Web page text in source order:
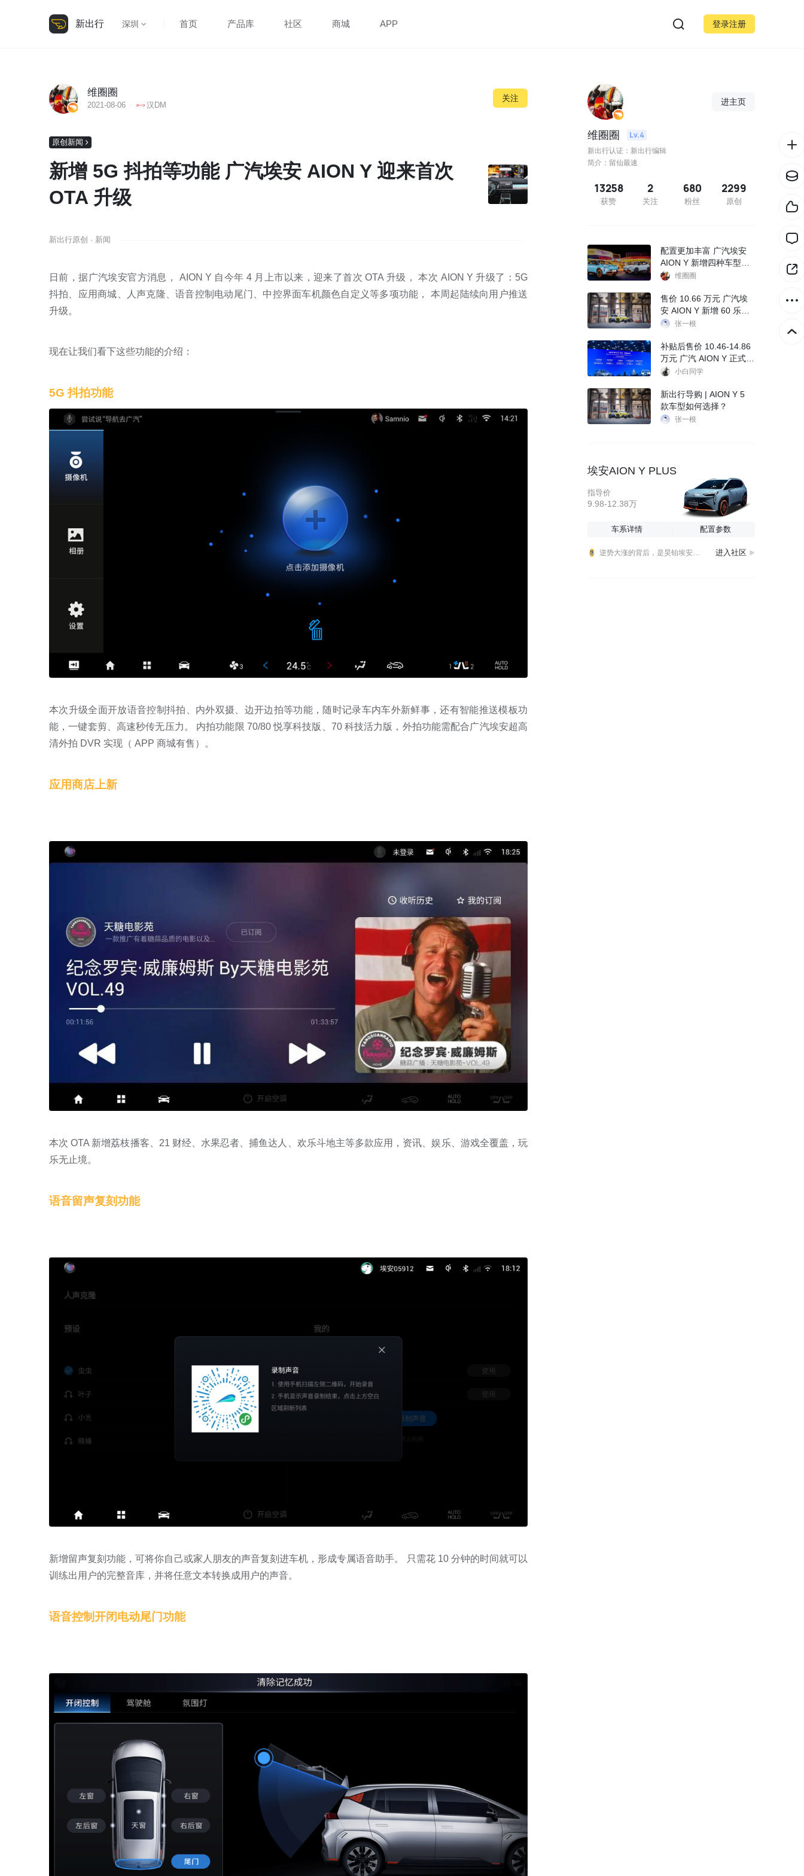
新出行 深圳 首页 产品库 社区 商城 APP 登录注册
维圈圈
2021-08-06 汉DM
关注
原创新闻
新增 5G 抖拍等功能 广汽埃安 AION Y 迎来首次
OTA 升级
新出行原创 · 新闻
日前，据广汽埃安官方消息， AION Y 自今年 4 月上市以来，迎来了首次 OTA 升级， 本次 AION Y 升级了：5G
抖拍、应用商城、人声克隆、语音控制电动尾门、中控界面车机颜色自定义等多项功能， 本周起陆续向用户推送
升级。
现在让我们看下这些功能的介绍：
5G 抖拍功能
本次升级全面开放语音控制抖拍、内外双摄、边开边拍等功能，随时记录车内车外新鲜事，还有智能推送模板功
能，一键套剪、高速秒传无压力。 内拍功能限 70/80 悦享科技版、70 科技活力版，外拍功能需配合广汽埃安超高
清外拍 DVR 实现（ APP 商城有售）。
应用商店上新
本次 OTA 新增荔枝播客、21 财经、水果忍者、捕鱼达人、欢乐斗地主等多款应用，资讯、娱乐、游戏全覆盖，玩
乐无止境。
语音留声复刻功能
新增留声复刻功能，可将你自己或家人朋友的声音复刻进车机，形成专属语音助手。 只需花 10 分钟的时间就可以
训练出用户的完整音库，并将任意文本转换成用户的声音。
语音控制开闭电动尾门功能
进主页
维圈圈 Lv.4
新出行认证：新出行编辑
简介：留仙最速
13258
获赞
2
关注
680
粉丝
2299
原创
配置更加丰富 广汽埃安
AION Y 新增四种车型配
置
维圈圈
售价 10.66 万元 广汽埃
安 AION Y 新增 60 乐享
版车型张一根
补贴后售价 10.46-14.86
万元 广汽 AION Y 正式上
市
小白同学
新出行导购 | AION Y 5
款车型如何选择？
张一根
埃安AION Y PLUS
指导价
9.98-12.38万
车系详情 配置参数
进入社区